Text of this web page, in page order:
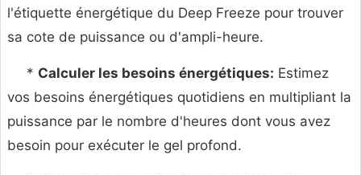
l'étiquette énergétique du Deep Freeze pour trouver
sa cote de puissance ou d'ampli-heure.
* Calculer les besoins énergétiques: Estimez
vos besoins énergétiques quotidiens en multipliant la
puissance par le nombre d'heures dont vous avez
besoin pour exécuter le gel profond.